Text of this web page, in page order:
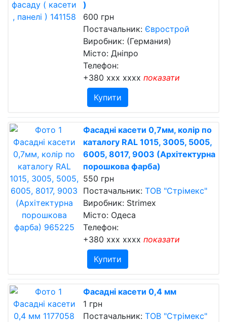
)
600 грн
Постачальник: Єврострой
Виробник: (Германия)
Місто: Дніпро
Телефон:
+380 xxx xxxx показати
Купити
Фасадні касети 0,7мм, колір по
каталогу RAL 1015, 3005, 5005,
6005, 8017, 9003 (Архітектурна
порошкова фарба)
550 грн
Постачальник: ТОВ "Стрімекс"
Виробник: Strimex
Місто: Одеса
Телефон:
+380 xxx xxxx показати
Купити
Фасадні касети 0,4 мм
1 грн
Постачальник: ТОВ "Стрімекс"